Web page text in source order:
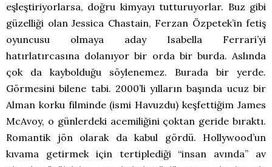
eşleştiriyorlarsa, doğru kimyayı tutturuyorlar. Buz gibi
güzelliği olan Jessica Chastain, Ferzan Özpetek’in fetiş
oyuncusu olmaya aday Isabella Ferrari’yi
hatırlatırcasına dolanıyor bir orda bir burda. Aslında
çok da kaybolduğu söylenemez. Burada bir yerde.
Görmesini bilene tabi. 2000’li yılların başında ucuz bir
Alman korku filminde (ismi Havuzdu) keşfettiğim James
McAvoy, o günlerdeki acemiliğini çoktan geride bıraktı.
Romantik jön olarak da kabul gördü. Hollywood’un
kıvama getirmek için tertiplediği “insan avında” av